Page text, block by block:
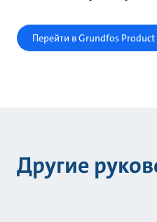
Перейти в Grundfos Product
Другие